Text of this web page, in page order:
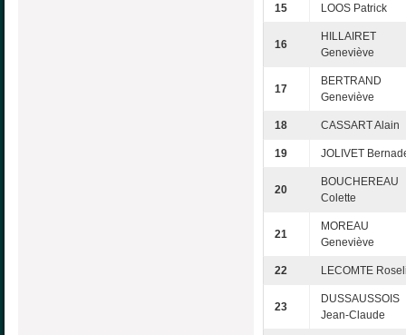
15 LOOS Patrick
16
HILLAIRET
Geneviève
17
BERTRAND
Geneviève
18 CASSART Alain
19 JOLIVET
20
BOUCHEREAU
Colette
21
MOREAU
Geneviève
22 LECOMTE
23
DUSSAUSSOIS
Jean-Claude